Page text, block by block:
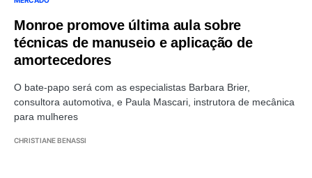
Monroe promove última aula sobre
técnicas de manuseio e aplicação de
amortecedores
O bate-papo será com as especialistas Barbara Brier,
consultora automotiva, e Paula Mascari, instrutora de mecânica
para mulheres
CHRISTIANE BENASSI